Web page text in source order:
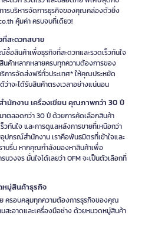
รบริหารจัดการธุรกิจของคุณคล่องตัวยิ่ง
คุ้มค่า ครบจบที่เดียว!
สะดวกสบาย
ซื้อสินค้าเพื่อธุรกิจที่สะดวกและรวดเร็วทันใจ
ค้าหลากหลายครบทุกความต้องการของ
รจัดส่งฟรีทั่วประเทศ* ให้คุณประหยัด
ว่าจะได้รับสินค้าตรงเวลาอย่างแน่นอน
นักงาน เครื่องเขียน คุณภาพกว่า 30 ปี
าตลอดกว่า 30 ปี ด้วยการคัดเลือกสินค้า
นใจ และการดูแลหลังการขายที่เหนือกว่า
ปกรณ์สำนักงาน เราคือพันธมิตรที่เข้าใจและ
บรื่น หากคุณกำลังมองหาสินค้าเพื่อ
วงจร มั่นใจได้เลยว่า OFM จะเป็นตัวเลือกที่
มู่สินค้าธุรกิจ
ครอบคลุมทุกความต้องการธุรกิจของคุณ
ะอาดและเครื่องมือช่าง ด้วยหมวดหมู่สินค้า